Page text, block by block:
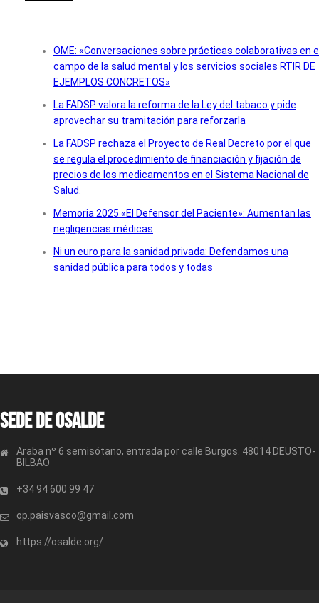
OME: «Conversaciones sobre prácticas colaborativas en
campo de la salud mental y los servicios sociales RTIR DE
EJEMPLOS CONCRETOS»
La FADSP valora la reforma de la Ley del tabaco y pide
aprovechar su tramitación para reforzarla
La FADSP rechaza el Proyecto de Real Decreto por el que
se regula el procedimiento de financiación y fijación de
precios de los medicamentos en el Sistema Nacional de
Salud.
Memoria 2025 «El Defensor del Paciente»: Aumentan las
negligencias médicas
Ni un euro para la sanidad privada: Defendamos una
sanidad pública para todos y todas
Sede de OSALDE
Araba nº 6 semisótano, entrada por calle Burgos. 48014 DEUSTO-
BILBAO
+34 94 600 99 47
op.paisvasco@gmail.com
https://osalde.org/